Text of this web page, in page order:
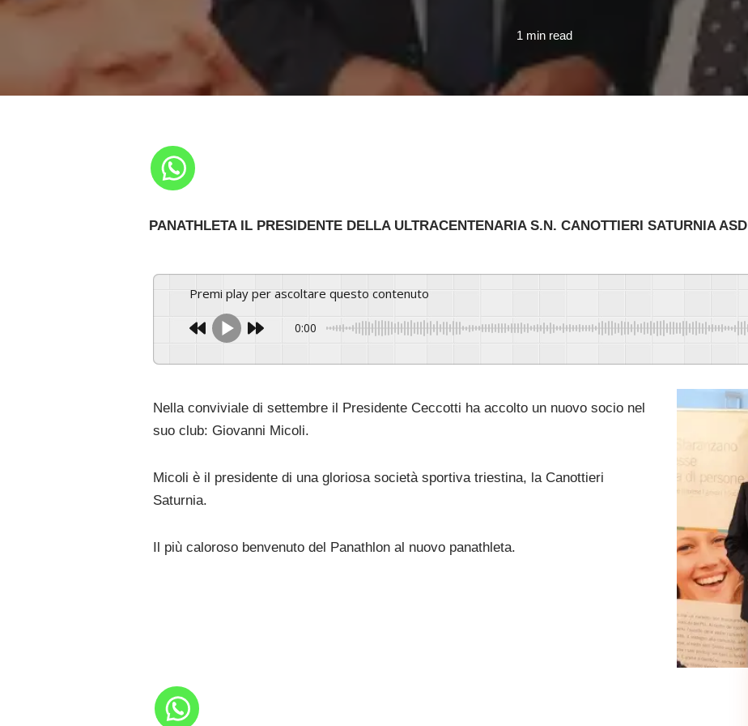
1 min read
PANATHLETA IL PRESIDENTE DELLA ULTRACENTENARIA S.N. CANOTTIERI SATURNIA ASD
Premi play per ascoltare questo contenuto
0:00
Nella conviviale di settembre il Presidente Ceccotti ha accolto un nuovo socio nel
suo club: Giovanni Micoli.
Micoli è il presidente di una gloriosa società sportiva triestina, la Canottieri
Saturnia.
Il più caloroso benvenuto del Panathlon al nuovo panathleta.